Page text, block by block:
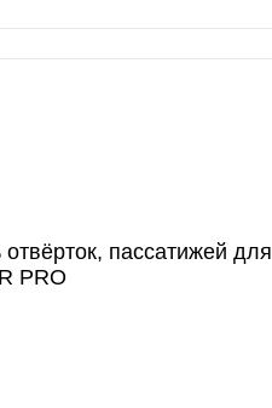
пассатижей для
PRO